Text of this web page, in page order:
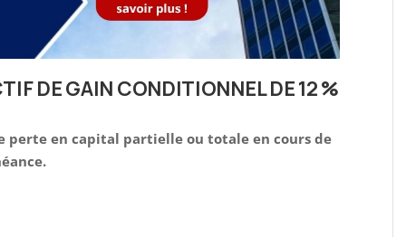
DE GAIN CONDITIONNEL DE 12 %
perte en capital partielle ou totale en cours de